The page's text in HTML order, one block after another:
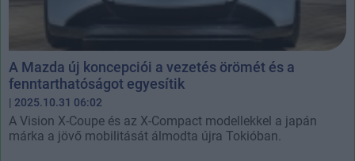
A Mazda új koncepciói a vezetés örömét és a
fenntarthatóságot egyesítik
| 2025.10.31 06:02
A Vision X-Coupe és az X-Compact modellekkel a japán
márka a jövő mobilitását álmodta újra Tokióban.